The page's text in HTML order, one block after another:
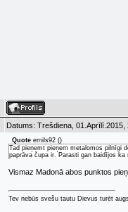
Datums: Trešdiena,
Quote emils92 ()
Tad pieņemt pieņem metalomos pilnīgi
paprāva čupa ir. Parasti gan baidījos
Vismaz Madonā abos punktos
Tev nebūs svešu tautu Dievus turēt